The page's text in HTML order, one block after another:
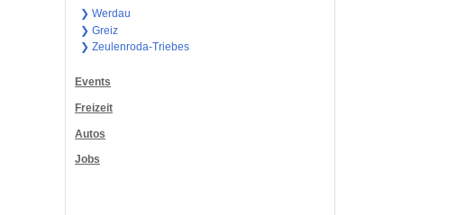
❯ Werdau
❯ Greiz
❯ Zeulenroda-Triebes
Events
Freizeit
Autos
Jobs